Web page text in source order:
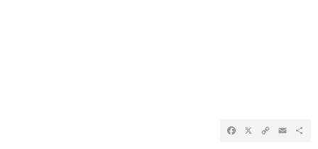
Facebook
X CopyEmail